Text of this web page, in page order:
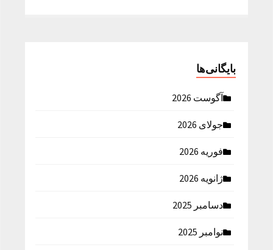
بایگانی‌ها
آگوست 2026
جولای 2026
فوریه 2026
ژانویه 2026
دسامبر 2025
نوامبر 2025